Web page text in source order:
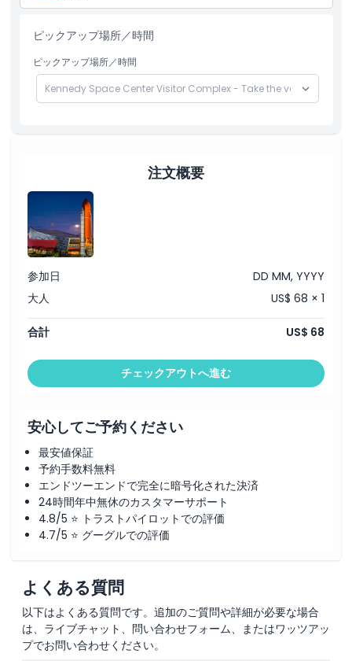
ピックアップ場所／時間
ピックアップ場所／時間
注文概要
参加日
DD MM, YYYY
大人
US$ 68 × 1
合計 US$ 68
チェックアウトへ進む
安心してご予約ください
最安値保証
予約手数料無料
エンドツーエンドで完全に暗号化された決済
24時間年中無休のカスタマーサポート
4.8/5 ⭐ トラストパイロットでの評価
4.7/5 ⭐ グーグルでの評価
よくある質問
以下はよくある質問です。追加のご質問や詳細が必要な場合
は、ライブチャット、問い合わせフォーム、またはワッツアッ
プでお問い合わせください。